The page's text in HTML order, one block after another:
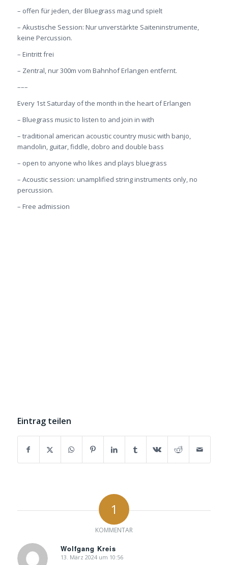
– offen für jeden, der Bluegrass mag und spielt
– Akustische Session: Nur unverstärkte Saiteninstrumente,
keine Percussion.
– Eintritt frei
– Zentral, nur 300m vom Bahnhof Erlangen entfernt.
–––
Every 1st Saturday of the month in the heart of Erlangen
– Bluegrass music to listen to and join in with
– traditional american acoustic country music with banjo,
mandolin, guitar, fiddle, dobro and double bass
– open to anyone who likes and plays bluegrass
– Acoustic session: unamplified string instruments only, no
percussion.
– Free admission
Eintrag teilen
1
KOMMENTAR
Wolfgang Kreis
sagte:
13. März 2024 um 10:56